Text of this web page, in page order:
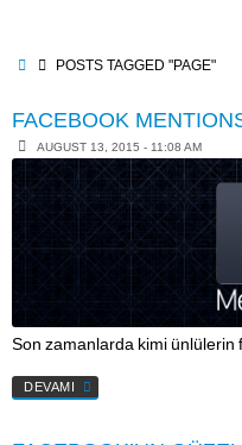
contentHOMEPOSTS TAGGED "PAGE"
FACEBOOK
AUGUST 13, 2015 - 11:08 AM
Son zamanlarda kimi ünlülerin
DEVAMI